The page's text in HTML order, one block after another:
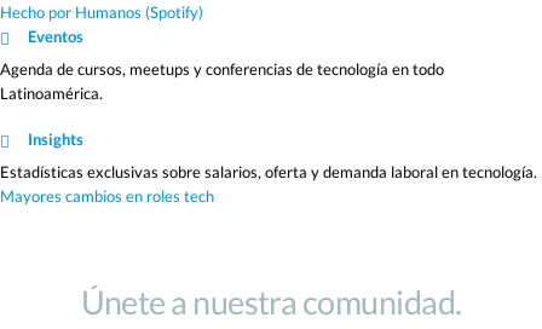
Hecho por Humanos (Spotify)
Eventos
Agenda de cursos, meetups y conferencias de tecnología en todo
Latinoamérica.
Insights
Estadísticas exclusivas sobre salarios, oferta y demanda laboral en tecnología.
Mayores cambios en roles tech
Únete a nuestra comunidad.